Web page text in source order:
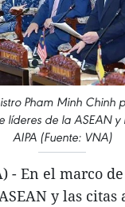
Pham Minh Chinh
líderes de la ASEAN
AIPA (Fuente: VNA)
- En el marco de
y las citas